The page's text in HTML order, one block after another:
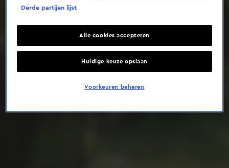
Derde partijen lijst
Alle cookies accepteren
Huidige keuze opslaan
Voorkeuren beheren